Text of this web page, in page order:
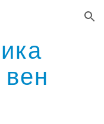
Skip to navigation
вен